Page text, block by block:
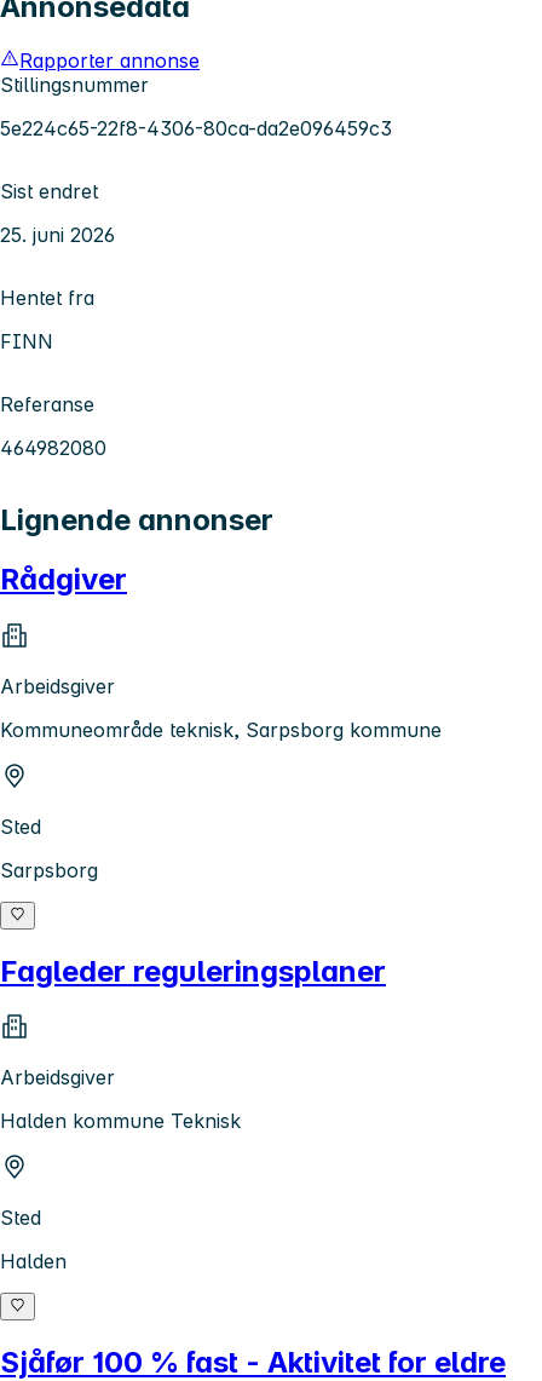
Rapporter annonse
Stillingsnummer
5e224c65-22f8-4306-80ca-da2e096459c3
Sist endret
25. juni 2026
Hentet fra
FINN
Referanse
464982080
Lignende annonser
Rådgiver
Arbeidsgiver
Kommuneområde teknisk, Sarpsborg kommune
Sted
Sarpsborg
Fagleder reguleringsplaner
Arbeidsgiver
Halden kommune Teknisk
Sted
Halden
Sjåfør 100 % fast - Aktivitet for eldre